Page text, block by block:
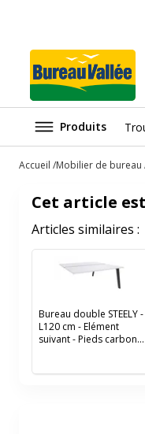
Produits
Accueil Mobilier de bureau
Cet article
Articles similaires :
Bureau double STEELY -
L120 cm - Elément
suivant - Pieds carbone